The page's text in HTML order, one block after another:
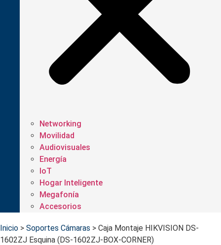
Networking
Movilidad
Audiovisuales
Energía
IoT
Hogar Inteligente
Megafonía
Accesorios
Inicio > Soportes Cámaras > Caja Montaje HIKVISION DS-
1602ZJ Esquina (DS-1602ZJ-BOX-CORNER)